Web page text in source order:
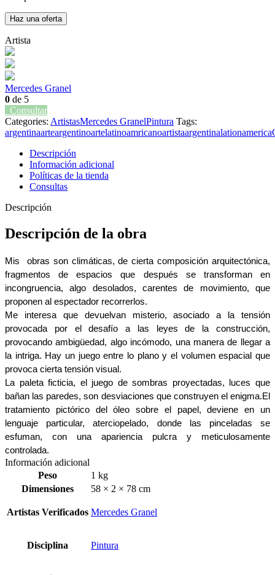
Haz una oferta
Artista
Mercedes Granel
0 de 5
Consultar
Categories: ArtistasMercedes GranelPintura Tags:
argentinaarteargentinoartelatinoamricanoartistaargentinalationamerica
Descripción
Información adicional
Políticas de la tienda
Consultas
Descripción
Descripción de la obra
Mis  obras son climáticas, de cierta composición arquitectónica,
fragmentos de espacios que después se transforman en
incongruencia, algo desolados, carentes de movimiento, que
proponen al espectador recorrerlos.
Me interesa que devuelvan misterio, asociado a la tensión
provocada por el desafío a las leyes de la construcción,
provocando ambigüedad, algo incómodo, una manera de llegar a
la intriga. Hay un juego entre lo plano y el volumen espacial que
provoca cierta tensión visual.
La paleta ficticia, el juego de sombras proyectadas, luces que
bañan las paredes, son desviaciones que construyen el enigma.El
tratamiento pictórico del óleo sobre el papel, deviene en un
lenguaje particular, aterciopelado, donde las pinceladas se
esfuman, con una apariencia pulcra y meticulosamente
controlada.
Información adicional
Peso
1 kg
Dimensiones
58 × 2 × 78 cm
Artistas Verificados Mercedes Granel
Disciplina Pintura